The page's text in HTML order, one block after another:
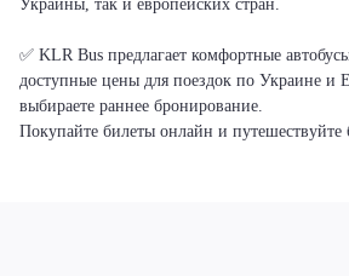
Украины, так и европейских стран.
✅ KLR Bus предлагает комфортные
доступные цены для поездок по Украине и
выбираете раннее бронирование.
Покупайте билеты онлайн и путешествуйте